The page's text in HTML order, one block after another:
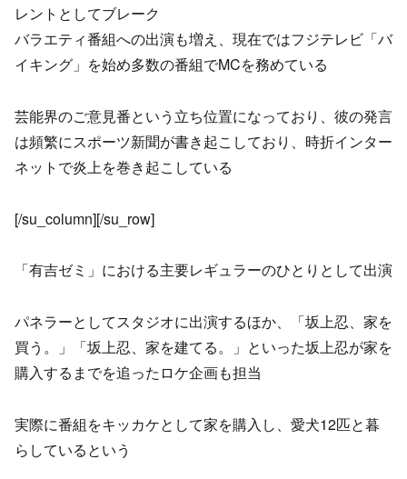
レントとしてブレーク
バラエティ番組への出演も増え、現在ではフジテレビ「バ
イキング」を始め多数の番組でMCを務めている
芸能界のご意見番という立ち位置になっており、彼の発言
は頻繁にスポーツ新聞が書き起こしており、時折インター
ネットで炎上を巻き起こしている
[/su_column][/su_row]
「有吉ゼミ」における主要レギュラーのひとりとして出演
パネラーとしてスタジオに出演するほか、「坂上忍、家を
買う。」「坂上忍、家を建てる。」といった坂上忍が家を
購入するまでを追ったロケ企画も担当
実際に番組をキッカケとして家を購入し、愛犬12匹と暮
らしているという